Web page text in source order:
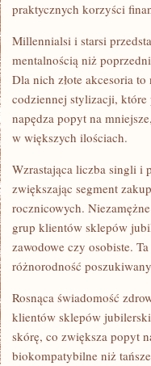
praktycznych korzyści
Millennialsi i starsi
mentalnością niż
Dla nich złote akcesoria
codziennej stylizacji, które
napędza popyt na
w większych ilościach.
Wzrastająca liczba singli i
zwiększając segment
rocznicowych.
grup klientów sklepów
zawodowe czy osobiste.
różnorodność
Rosnąca świadomość
klientów sklepów
skórę, co zwiększa popyt
biokompatybilne niż